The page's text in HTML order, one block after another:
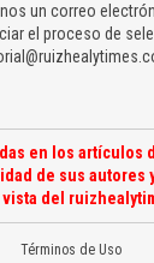
un correo
el proceso de
en los artículos
de sus autores
del
Términos de Uso